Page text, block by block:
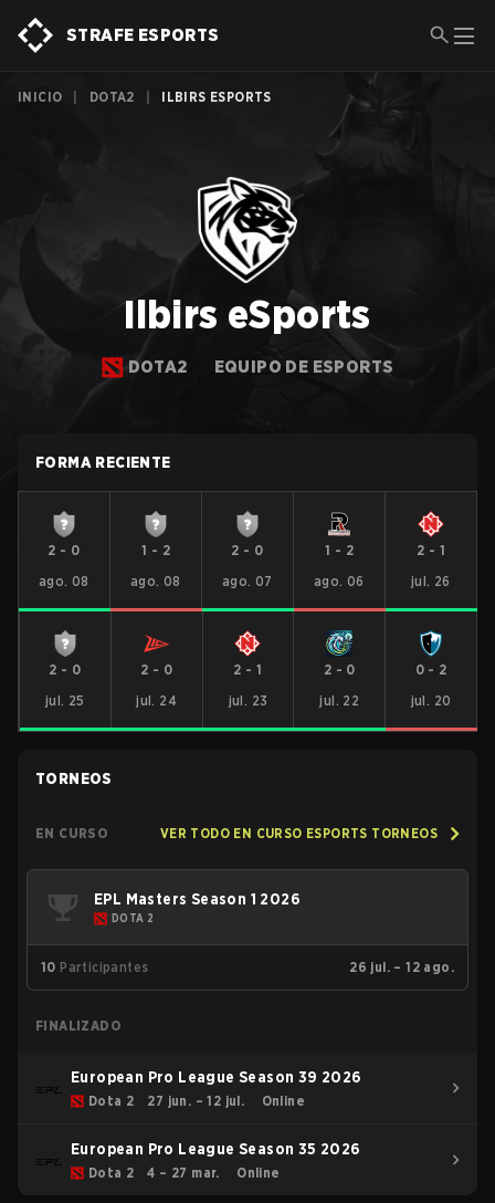
STRAFE ESPORTS
INICIO DOTA2 ILBIRS ESPORTS
Ilbirs eSports
DOTA2 EQUIPO DE ESPORTS
FORMA RECIENTE
2 - 0
ago. 08
1 - 2
ago. 08
2 - 0
ago. 07
1 - 2
ago. 06
2 - 1
jul. 26
2 - 0
jul. 25
2 - 0
jul. 24
2 -1
jul. 23
2 - 0
jul. 22
0- 2
jul. 20
TORNEOS
EN CURSO VER TODO EN CURSO ESPORTS TORNEOS
EPL Masters Season 1 2026
DOTA 2
10 Participantes 26 jul. – 12 ago.
FINALIZADO
European Pro League Season 39 2026
Dota 2 27 jun. – 12 jul. Online
European Pro League Season 35 2026
Dota 2 4 – 27 mar. Online